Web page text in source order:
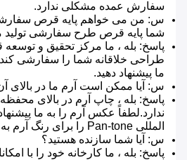
سفارش عمده مشکلی ندارد.
س: من می خواهم پایه قرص
شما پایه قرص طرح سفارشی تولید
پاسخ: بله ، ما مرکز تحقیق و توسعه
طراحی خلاقانه شما را سفارشی
ما پیشنهاد دهید.
س: آیا ممکن است آرم ما در بالای
پاسخ: بله ، چاپ آرم در بالای
ندارد.لطفاً عکس آرم را به ما
المللی Pan-tone را برای رنگ آرم به ما پیشنهاد دهید.
س: آیا شما سازنده هستید؟
پاسخ: بله ، ما کارخانه خود را با